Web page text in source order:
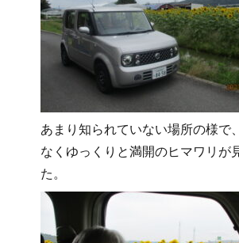
あまり知られていない場所の様で
なくゆっくりと満開のヒマワリが
た。